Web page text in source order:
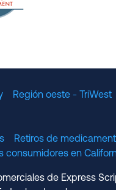
Región oeste - TriWest
Retiros de
consumidores en
de Express